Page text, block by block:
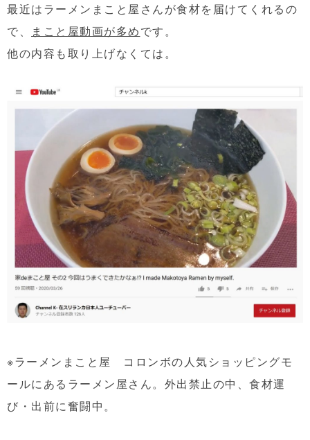
最近はラーメンまこと屋さんが食材を届けてくれるの
で、
まこと屋動画が多めです。
他の内容も取り上げなくては。
※ラーメンまこと屋 コロンボの人気ショッピングモ
ールにあるラーメン屋さん。外出禁止の中、食材運
び・出前に奮闘中。